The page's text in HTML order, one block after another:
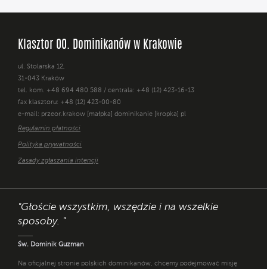
Klasztor OO. Dominikanów w Krakowie
ul. Stolarska 12,
31-043 Kraków
tel. kom. +48 694 480 588 / centrala: +48 (12) 423-16-13
fax klasztoru: +48 (12) 423-00-80
e-mail: przeor.krakow [małpka] dominikanie [kropka] pl
Regulamin płatności
Polityka prywatności
Zasady zgłaszania intencji
"Głoście wszystkim, wszędzie i na wszelkie
sposoby. "
Św. Dominik Guzman
Na oficjalnej stronie polskich dominikanów, chcemy podejmować misję